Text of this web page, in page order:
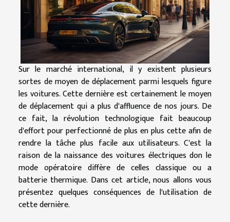
Sur le marché international, il y existent plusieurs
sortes de moyen de déplacement parmi lesquels figure
les voitures. Cette dernière est certainement le moyen
de déplacement qui a plus d'affluence de nos jours. De
ce fait, la révolution technologique fait beaucoup
d'effort pour perfectionné de plus en plus cette afin de
rendre la tâche plus facile aux utilisateurs. C'est la
raison de la naissance des voitures électriques don le
mode opératoire diffère de celles classique ou a
batterie thermique. Dans cet article, nous allons vous
présentez quelques conséquences de l'utilisation de
cette dernière.